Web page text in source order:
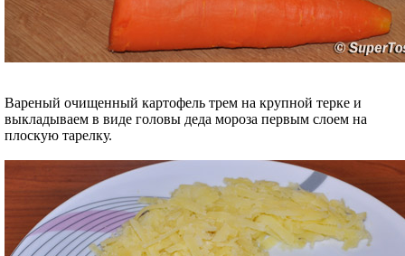
Вареный очищенный картофель трем на крупной терке и
выкладываем в виде головы деда мороза первым слоем на
плоскую тарелку.